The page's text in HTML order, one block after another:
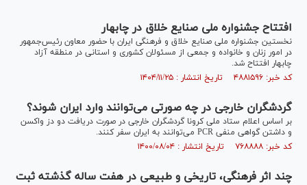
افتتاح جشنواره ملی صنایع خلاق در چابهار
نخستین جشنواره ملی صنایع خلاق و فرهنگی ایران با حضور معاون رئیس‌جمهور
در امور زنان و خانواده و جمعی از مسئولان کشوری و استانی در منطقه آزاد
چابهار افتتاح شد.
کد خبر: ۴۸۸۱۵۹۶ تاریخ انتشار : ۱۴۰۴/۱۱/۲۵
گردشگران خارجی در چه صورتی می‌توانند وارد ایران شوند؟
بر اساس اعلام ستاد ملی کرونا گردشگران خارجی در صورت دریافت دو دز واکسن
و داشتن گواهی منفی PCR می‌توانند به ایران سفر کنند.
کد خبر: ۷۶۸۸۸۸ تاریخ انتشار : ۱۴۰۰/۰۸/۰۴
چند اثر فرهنگی، تاریخی و طبیعی در هفت ساله گذشته ثبت